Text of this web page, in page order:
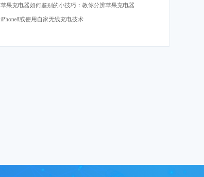
苹果充电器如何鉴别的小技巧：教你分辨苹果充电器
iPhone8或使用自家无线充电技术